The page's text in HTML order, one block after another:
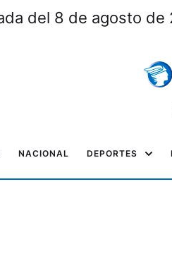
del 8 de agosto de
NACIONAL DEPORTES